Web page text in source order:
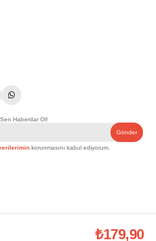
Haberdar Ol!
Gönder
korunmasını kabul ediyorum.
Yapı Market
. Tüm hakları saklıdır.
ticari amaçlıdır. Web sitemizde yer alan
₺179,90